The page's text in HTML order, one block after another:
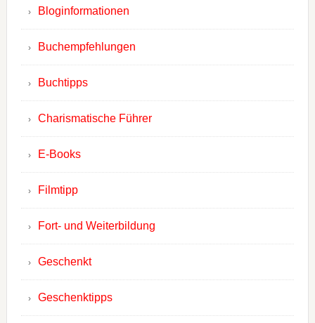
Bloginformationen
Buchempfehlungen
Buchtipps
Charismatische Führer
E-Books
Filmtipp
Fort- und Weiterbildung
Geschenkt
Geschenktipps